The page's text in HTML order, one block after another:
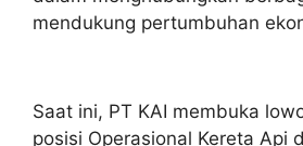
mendukung pertumbuhan
Saat ini, PT KAI membuka
posisi Operasional Kereta Api